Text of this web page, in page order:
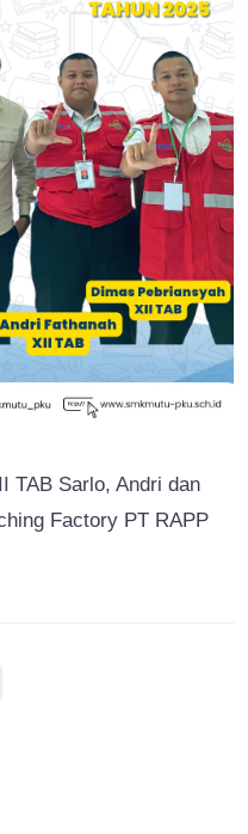
TAB Sarlo, Andri dan
Factory PT RAPP